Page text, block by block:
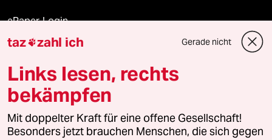
ePaper Login
Downloads für Abonnierende
© 2026 taz Verlags und Vertriebs GmbH
Alle Rechte vorbehalten. Bei rechtlichen Fragen oder für Genehmigungen
wenden Sie sich bitte an
lizenzen@taz.de
taz zahl ich Gerade nicht
Links lesen, rechts
bekämpfen
Mit doppelter Kraft für eine offene Gesellschaft!
Besonders jetzt brauchen Menschen, die sich gegen